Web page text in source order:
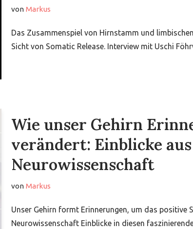
von Markus
Das Zusammenspiel von Hirnstamm und
Sicht von Somatic Release. Interview mit Uschi
Wie unser Gehirn
verändert: Einblicke
Neurowissenschaft
von Markus
Unser Gehirn formt Erinnerungen, um das positive
Neurowissenschaft Einblicke in diesen